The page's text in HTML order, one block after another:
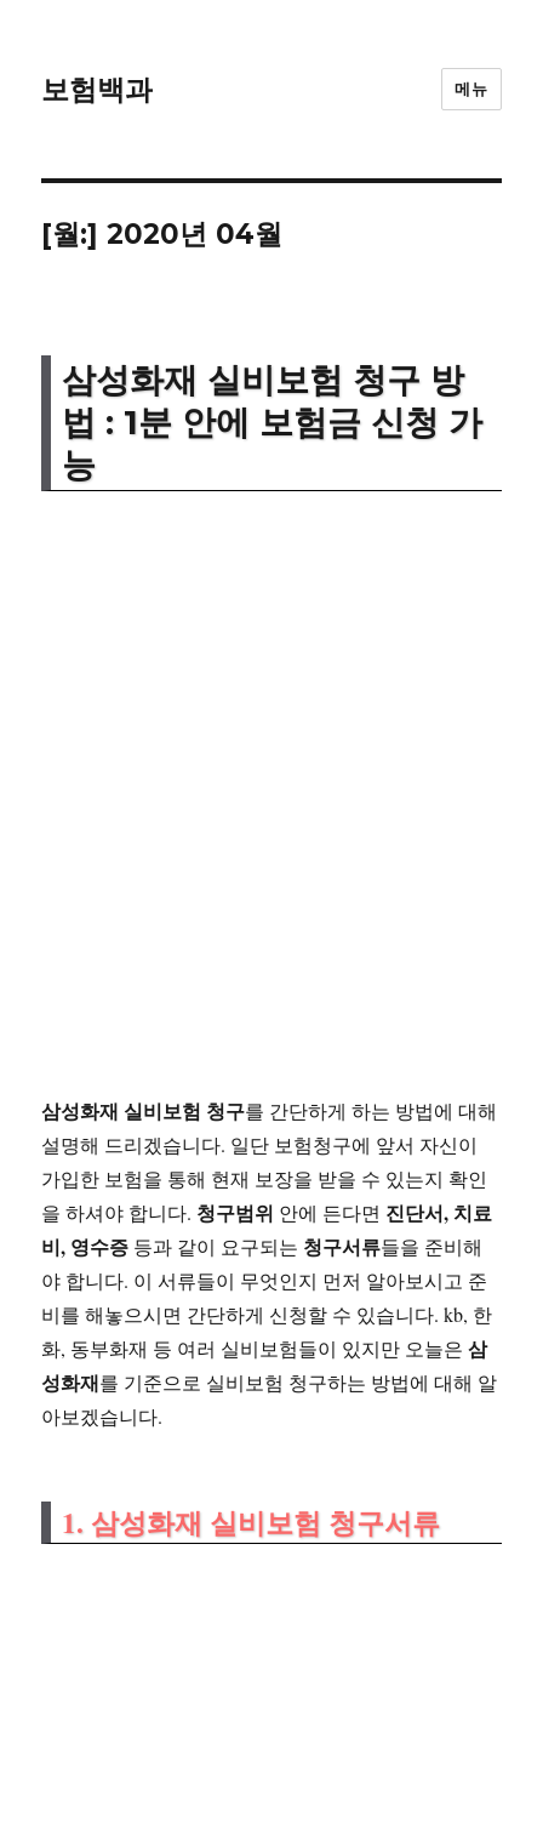
보험백과 메뉴
[월:]2020년 04월
삼성화재 실비보험 청구 방
법 : 1분 안에 보험금 신청 가
능
삼성화재 실비보험 청구를 간단하게 하는 방법에 대해
설명해 드리겠습니다. 일단 보험청구에 앞서 자신이
가입한 보험을 통해 현재 보장을 받을 수 있는지 확인
을 하셔야 합니다. 청구범위 안에 든다면 진단서, 치료
비, 영수증 등과 같이 요구되는 청구서류들을 준비해
야 합니다. 이 서류들이 무엇인지 먼저 알아보시고 준
비를 해놓으시면 간단하게 신청할 수 있습니다. kb, 한
화, 동부화재 등 여러 실비보험들이 있지만 오늘은삼
성화재를 기준으로 실비보험 청구하는 방법에 대해 알
아보겠습니다.
1. 삼성화재 실비보험 청구서류